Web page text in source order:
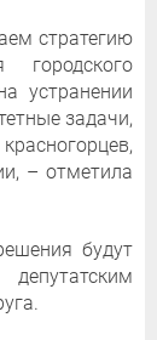
стратегию
городского
устранении
задачи,
– отметила
будут